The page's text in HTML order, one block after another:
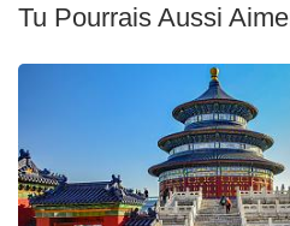
Tu Pourrais Aussi